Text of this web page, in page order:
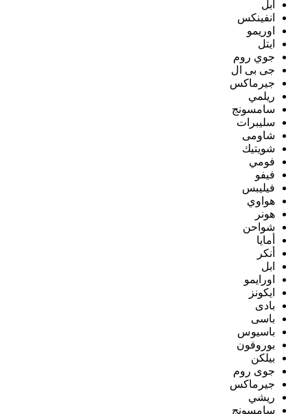
ابل
انفينكس
اوريمو
ايتل
جوي روم
جى بى ال
جيرماكس
ريلمي
سامسونج
سليبرات
شاومى
شويتيك
فومي
فيفو
فيليبس
هواوي
هونر
شواحن
أمايا
أنكر
ابل
اورايمو
ايكونز
بادى
باسى
باسيوس
بوروفون
بيلكن
جوى روم
جيرماكس
ريشي
سامسونج